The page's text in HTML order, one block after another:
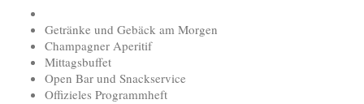
Getränke und Gebäck am Morgen
Champagner Aperitif
Mittagsbuffet
Open Bar und Snackservice
Offizieles Programmheft